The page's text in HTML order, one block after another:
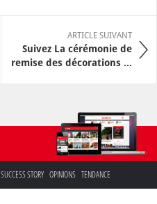
ARTICLE SUIVANT
Suivez La cérémonie de
remise des décorations ...
SUCCESS STORY OPINIONS TENDANCE